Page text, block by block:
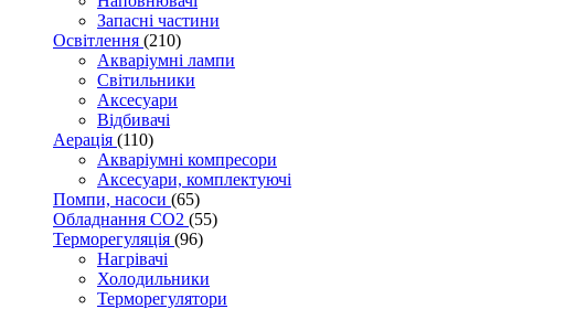
Запасні частини
Освітлення (210)
Акваріумні лампи
Світильники
Аксесуари
Відбивачі
Аерація (110)
Акваріумні компресори
Аксесуари, комплектуючі
Помпи, насоси (65)
Обладнання CO2 (55)
Терморегуляція (96)
Нагрівачі
Холодильники
Терморегулятори